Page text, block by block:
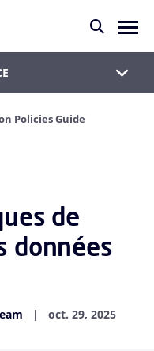
Policies Guide
de
données
oct. 29, 2025